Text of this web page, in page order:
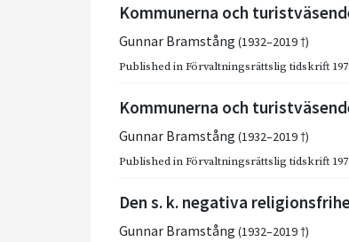
Kommunerna och
Gunnar Bramstång (1932–2019 †)
Published inFörvaltningsrättslig tidskrift
Kommunerna och
Gunnar Bramstång (1932–2019 †)
Published inFörvaltningsrättslig tidskrift
Den s. k. negativa
Gunnar Bramstång (1932–2019 †)